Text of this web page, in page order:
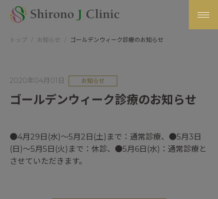
トップ お知らせ ゴールデンウィーク診療のお知らせ
2020年04月01日 お知らせ
ゴールデンウィーク診療のお知らせ
●4月29日(水)～5月2日(土)まで：通常診療、●5月3日
(日)～5月5日(火)まで：休診、●5月6日(水)：通常診療と
させていただきます。